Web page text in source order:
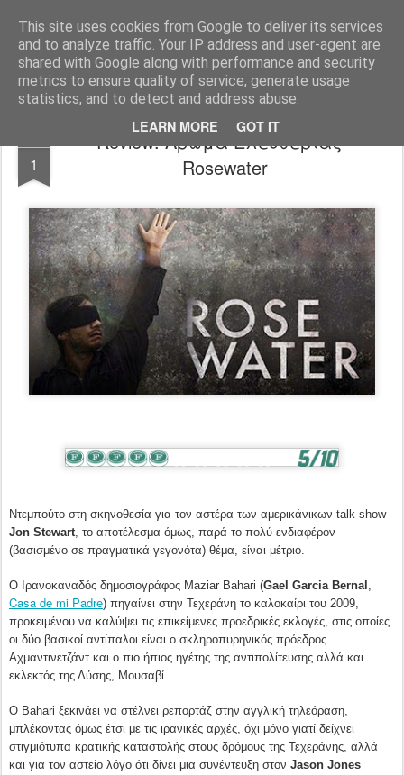
This site uses cookies from Google to deliver its services
and to analyze traffic. Your IP address and user-agent are
shared with Google along with performance and security
metrics to ensure quality of service, generate usage
statistics, and to detect and address abuse.
LEARN MORE GOT IT
FilmBoy
1
Review: Άρωμα Ελευθερίας -
Rosewater
Ντεμπούτο στη σκηνοθεσία για τον αστέρα των αμερικάνικων talk show
Jon Stewart, το αποτέλεσμα όμως, παρά το πολύ ενδιαφέρον
(βασισμένο σε πραγματικά γεγονότα) θέμα, είναι μέτριο.
Ο Ιρανοκαναδός δημοσιογράφος Maziar Bahari (Gael Garcia Bernal ,
Casa de mi Padre) πηγαίνει στην Τεχεράνη το καλοκαίρι του 2009,
προκειμένου να καλύψει τις επικείμενες προεδρικές εκλογές, στις οποίες
οι δύο βασικοί αντίπαλοι είναι ο σκληροπυρηνικός πρόεδρος
Αχμαντινετζάντ και ο πιο ήπιος ηγέτης της αντιπολίτευσης αλλά και
εκλεκτός της Δύσης, Μουσαβί.
Ο Bahari ξεκινάει να στέλνει ρεπορτάζ στην αγγλική τηλεόραση,
μπλέκοντας όμως έτσι με τις ιρανικές αρχές, όχι μόνο γιατί δείχνει
στιγμιότυπα κρατικής καταστολής στους δρόμους της Τεχεράνης, αλλά
και για τον αστείο λόγο ότι δίνει μια συνέντευξη στον Jason Jones